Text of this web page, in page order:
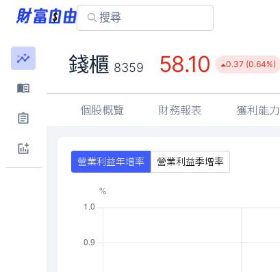
錢櫃 8359 58.10 0.37 (0.64%)
個股概覽 財務報表 獲利能力
營業利益年增率 營業利益季增率